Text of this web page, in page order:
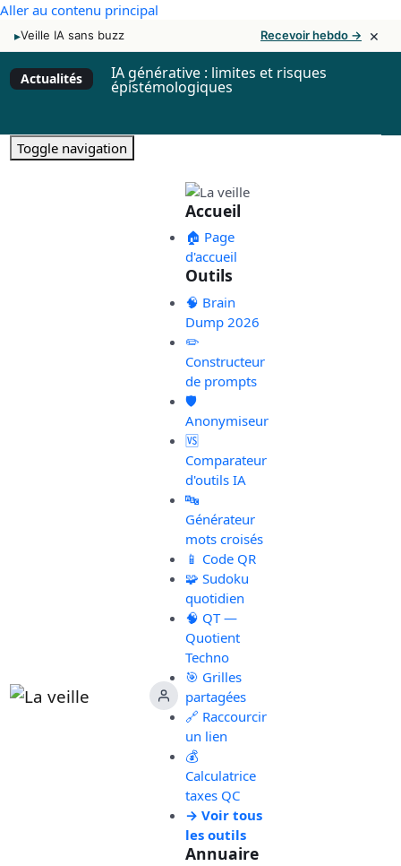
Aller au contenu principal
▸Veille IA sans buzz Recevoir hebdo → ×
Actualités IA générative : limites et risques
épistémologiques
Toggle navigation
Accueil
🏠 Page
d'accueil
Outils
🧠 Brain
Dump 2026
✏️
Constructeur
de prompts
🛡️
Anonymiseur
🆚
Comparateur
d'outils IA
🔤
Générateur
mots croisés
📱 Code QR
🧩 Sudoku
quotidien
🧠 QT —
Quotient
Techno
🎯 Grilles
partagées
🔗 Raccourcir
un lien
💰
Calculatrice
taxes QC
→ Voir tous
les outils
Annuaire